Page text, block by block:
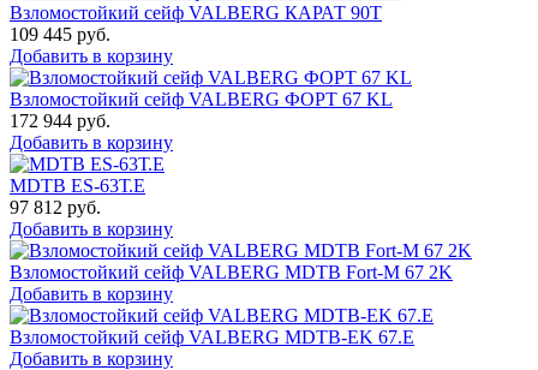
Взломостойкий сейф VALBERG КАРАТ 90T
109 445 руб.
Добавить в корзину
Взломостойкий сейф VALBERG ФОРТ 67 KL
172 944 руб.
Добавить в корзину
MDTB ES-63Т.Е
97 812 руб.
Добавить в корзину
Взломостойкий сейф VALBERG MDTB Fort-M 67 2K
Добавить в корзину
Взломостойкий сейф VALBERG MDTB-EK 67.E
Добавить в корзину